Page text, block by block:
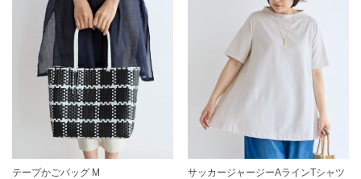
テープかごバッグ M サッカージャージーAラインTシャツ